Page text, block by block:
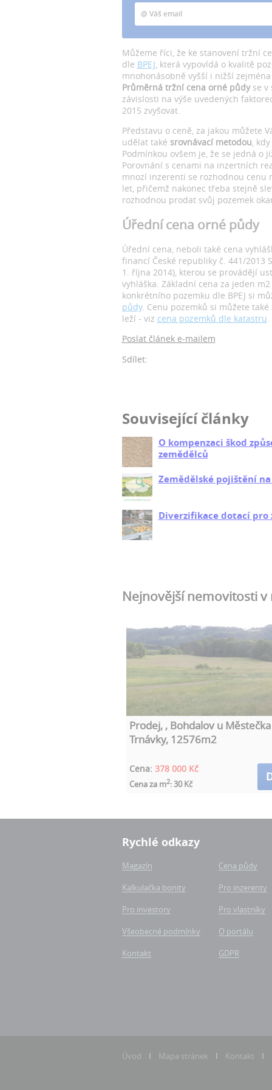
Můžeme říci, že ke stanovení tržní
dle BPEJ , která vypovídá o kvalitě
mnohonásobně vyšší i nižší
Průměrná tržní cena orné půdyse v
závislosti na výše uvedených
2015 zvyšovat.
Představu o ceně, za jakou můžete
udělat také srovnávací metodou ,
Podmínkou ovšem je, že se jedná
Porovnání s cenami na inzertních
mnozí inzerenti se rozhodnou cenu
let, přičemž nakonec třeba stejně
rozhodnou prodat svůj pozemek
Úřední cena orné půdy
Úřední cena, neboli také cena
financí České republiky č. 441/2013
1. října 2014), kterou se provádějí
vyhláška. Základní cena za jeden
konkrétního pozemku dle BPEJ si
půdy. Cenu pozemků si můžete
leží - viz cena pozemků dle katastru.
Poslat článek e-mailem
Sdílet:
Související články
O kompenzaci škod
zemědělců
Zemědělské pojištění
Diverzifikace dotací pro
Nejnovější nemovitosti v
Prodej, , Bohdalov u Městečka
Trnávky, 12576m2
Cena: 378 000 Kč
Cena za m2: 30 Kč
Rychlé odkazy
Magazín
Cena půdy
Kalkulačka bonity
Pro inzerenty
Pro investory
Pro vlastníky
Všeobecné podmínky
O portálu
Kontakt
GDPR
Úvod Mapa stránek Kontakt